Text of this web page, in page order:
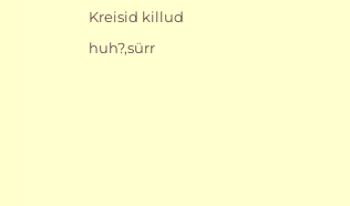
Rubriigid
Kreisid killud
Sildid
huh?,sürr